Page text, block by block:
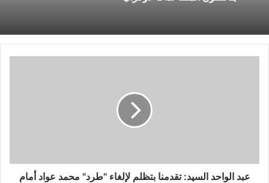
عواد
أمامعبد الواحد السيد: تقدمنا بتظلم لإلغاء "طرد" محمد عواد أمام